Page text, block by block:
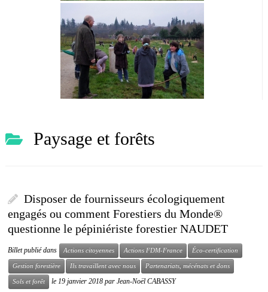
Paysage et forêts
Disposer de fournisseurs écologiquement
engagés ou comment Forestiers du Monde®
questionne le pépiniériste forestier NAUDET
Billet publié dans Actions citoyennes Actions FDM-France Éco-certification
Gestion forestière Ils travaillent avec nous Partenariats, mécénats et dons
Sols et forêt le 19 janvier 2018 parJean-Noël CABASSY